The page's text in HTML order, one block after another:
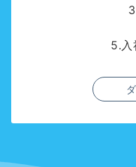
5.入